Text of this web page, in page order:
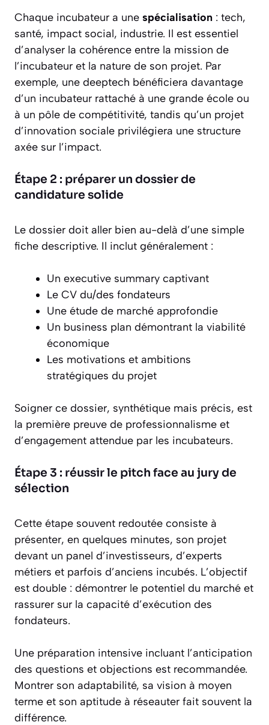
Chaque incubateur a une spécialisation : tech,
santé, impact social, industrie. Il est essentiel
d’analyser la cohérence entre la mission de
l’incubateur et la nature de son projet. Par
exemple, une deeptech bénéficiera davantage
d’un incubateur rattaché à une grande école ou
à un pôle de compétitivité, tandis qu’un projet
d’innovation sociale privilégiera une structure
axée sur l’impact.
Étape 2 : préparer un dossier de
candidature solide
Le dossier doit aller bien au-delà d’une simple
fiche descriptive. Il inclut généralement :
Un executive summary captivant
Le CV du/des fondateurs
Une étude de marché approfondie
Un business plan démontrant la viabilité
économique
Les motivations et ambitions
stratégiques du projet
Soigner ce dossier, synthétique mais précis, est
la première preuve de professionnalisme et
d’engagement attendue par les incubateurs.
Étape 3 : réussir le pitch face au jury de
sélection
Cette étape souvent redoutée consiste à
présenter, en quelques minutes, son projet
devant un panel d’investisseurs, d’experts
métiers et parfois d’anciens incubés. L’objectif
est double : démontrer le potentiel du marché et
rassurer sur la capacité d’exécution des
fondateurs.
Une préparation intensive incluant l’anticipation
des questions et objections est recommandée.
Montrer son adaptabilité, sa vision à moyen
terme et son aptitude à réseauter fait souvent la
différence.